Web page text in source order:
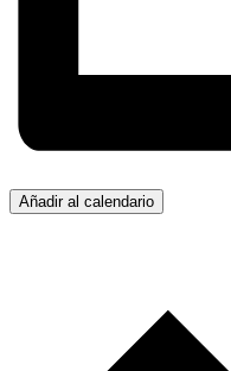
Añadir al calendario